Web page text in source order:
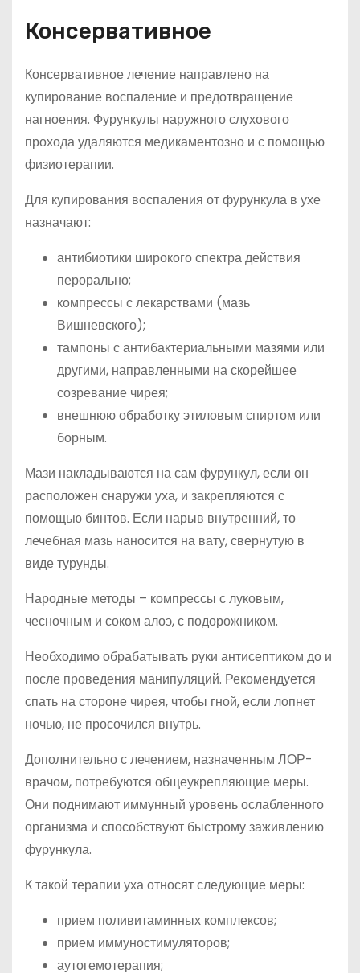
Консервативное
Консервативное лечение направлено на
купирование воспаление и предотвращение
нагноения. Фурункулы наружного слухового
прохода удаляются медикаментозно и с помощью
физиотерапии.
Для купирования воспаления от фурункула в ухе
назначают:
антибиотики широкого спектра действия
перорально;
компрессы с лекарствами (мазь
Вишневского);
тампоны с антибактериальными мазями или
другими, направленными на скорейшее
созревание чирея;
внешнюю обработку этиловым спиртом или
борным.
Мази накладываются на сам фурункул, если он
расположен снаружи уха, и закрепляются с
помощью бинтов. Если нарыв внутренний, то
лечебная мазь наносится на вату, свернутую в
виде турунды.
Народные методы – компрессы с луковым,
чесночным и соком алоэ, с подорожником.
Необходимо обрабатывать руки антисептиком до и
после проведения манипуляций. Рекомендуется
спать на стороне чирея, чтобы гной, если лопнет
ночью, не просочился внутрь.
Дополнительно с лечением, назначенным ЛОР-
врачом, потребуются общеукрепляющие меры.
Они поднимают иммунный уровень ослабленного
организма и способствуют быстрому заживлению
фурункула.
К такой терапии уха относят следующие меры:
прием поливитаминных комплексов;
прием иммуностимуляторов;
аутогемотерапия;